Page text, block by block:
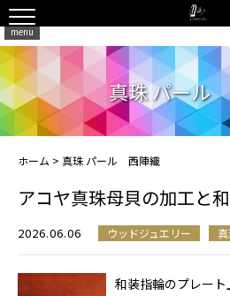
menu
真珠 パール
ホーム > 真珠 パール 西陣織
アコヤ真珠母貝の加工と
2026.06.06 ウッドジュエリー
和装指輪のプレー